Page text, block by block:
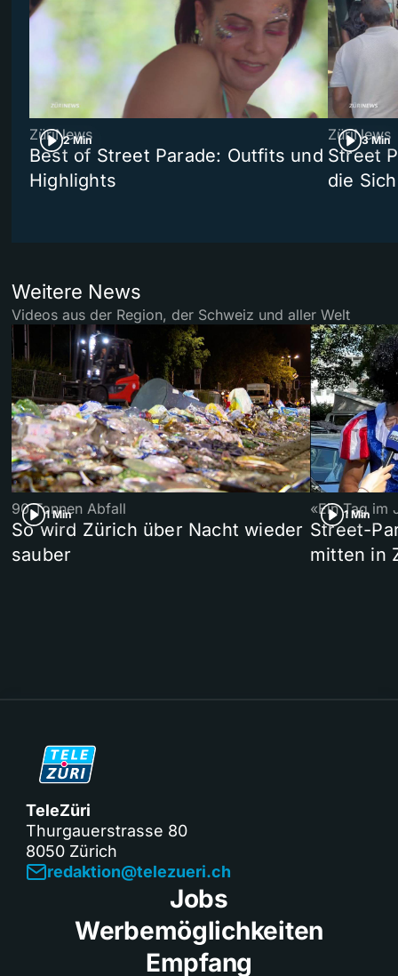
2 Min
ZüriNews
Best of Street Parade: Outfits und
Highlights
3 Min
ZüriNews
Street
die
Weitere News
Videos aus der Region, der Schweiz und aller Welt
1 Min
90 Tonnen Abfall
So wird Zürich über Nacht wieder
sauber
1 Min
«Ein Tag im
Street-
mitten in
TeleZüri
Thurgauerstrasse 80
8050 Zürich
redaktion@telezueri.ch
Jobs
Werbemöglichkeiten
Empfang